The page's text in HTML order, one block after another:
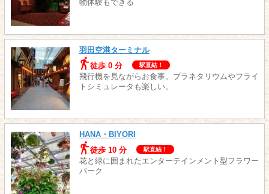
物体験もできる
羽田空港ターミナル
徒歩 0 分
駅直結！
飛行機を見ながらお食事。プラネタリウムやフライ
トシミュレータも楽しい。
HANA・BIYORI
徒歩 10 分
駅直結！
花と緑に囲まれたエンターテインメント型フラワー
パーク